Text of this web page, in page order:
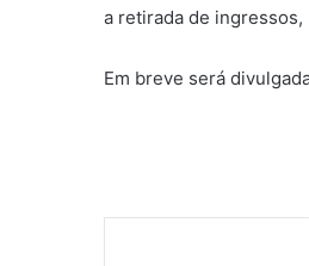
a retirada de ingressos,
Em breve será